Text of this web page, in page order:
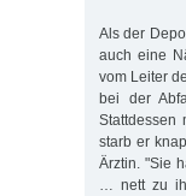
Als der
auch eine
vom Leiter
bei der
Stattdessen
starb er
Ärztin. "Sie
… nett zu